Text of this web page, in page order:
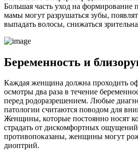
Большая часть уход на формирование
мамы могут разрушаться зубы,
выпадать волосы, снижаться
Беременность и
Каждая женщина должна проходить
осмотры два раза в течение
перед родоразрешением. Любые
патологии считаются поводом для
Женщины, которые постоянно носят
страдать от дискомфортных
противопоказаны, женщины могут
диоптрий.